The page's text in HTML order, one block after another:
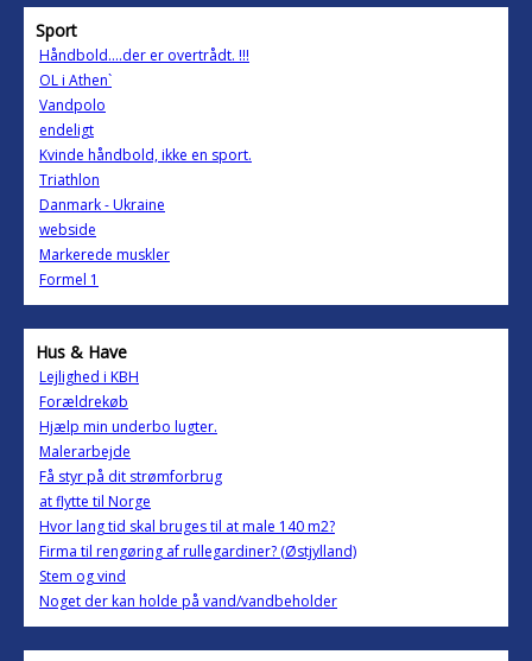
Sport
Håndbold....der er overtrådt. !!!
OL i Athen`
Vandpolo
endeligt
Kvinde håndbold, ikke en sport.
Triathlon
Danmark - Ukraine
webside
Markerede muskler
Formel 1
Hus & Have
Lejlighed i KBH
Forældrekøb
Hjælp min underbo lugter.
Malerarbejde
Få styr på dit strømforbrug
at flytte til Norge
Hvor lang tid skal bruges til at male 140 m2?
Firma til rengøring af rullegardiner? (Østjylland)
Stem og vind
Noget der kan holde på vand/vandbeholder